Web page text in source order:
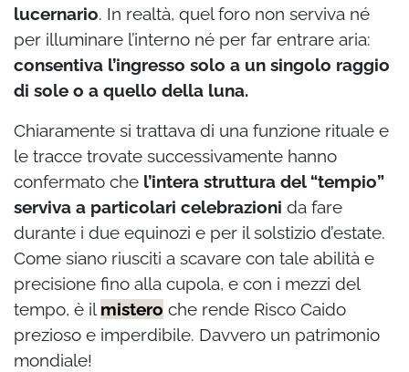
lucernario. In realtà, quel foro non serviva né
per illuminare l’interno né per far entrare aria:
consentiva l’ingresso solo a un singolo raggio
di sole o a quello della luna.
Chiaramente si trattava di una funzione rituale e
le tracce trovate successivamente hanno
confermato che l’intera struttura del “tempio”
serviva a particolari celebrazioni da fare
durante i due equinozi e per il solstizio d’estate.
Come siano riusciti a scavare con tale abilità e
precisione fino alla cupola, e con i mezzi del
tempo, è il mistero che rende Risco Caido
prezioso e imperdibile. Davvero un patrimonio
mondiale!